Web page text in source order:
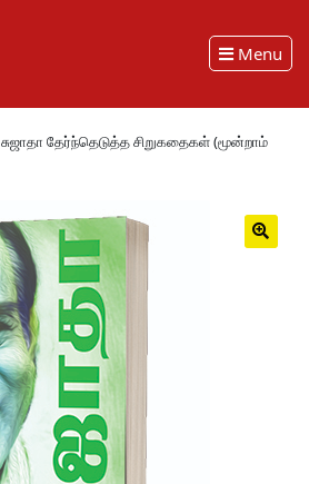
Menu
சுஜாதா தேர்ந்தெடுத்த சிறுகதைகள் (மூன்றாம்